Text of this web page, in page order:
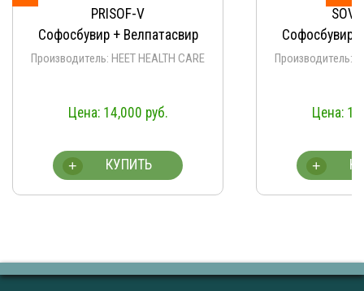
SOVIHET-V
Софосбувир + Велпатасвир
Производитель: HEET HEALTH CARE
14,000руб.
КУПИТЬ
+ +